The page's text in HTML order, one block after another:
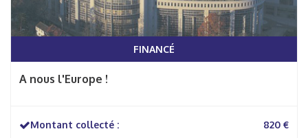
FINANCÉ
A nous l'Europe !
Montant collecté : 820 €